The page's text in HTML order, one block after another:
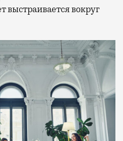
выстраивается вокруг